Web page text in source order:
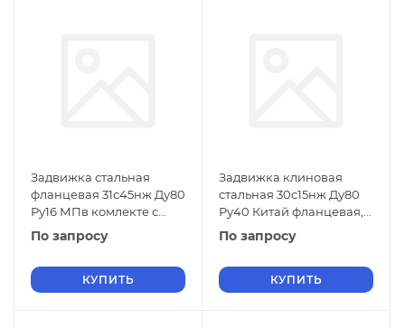
Задвижка стальная
фланцевая 31с45нж Ду80
Ру16 МПв комлекте с
ответными фланцами
По запросу
КУПИТЬ
Задвижка клиновая
стальная 30с15нж Ду80
Ру40 Китай фланцевая,
со штурвалом и
выдвижным штоком
По запросу
КУПИТЬ